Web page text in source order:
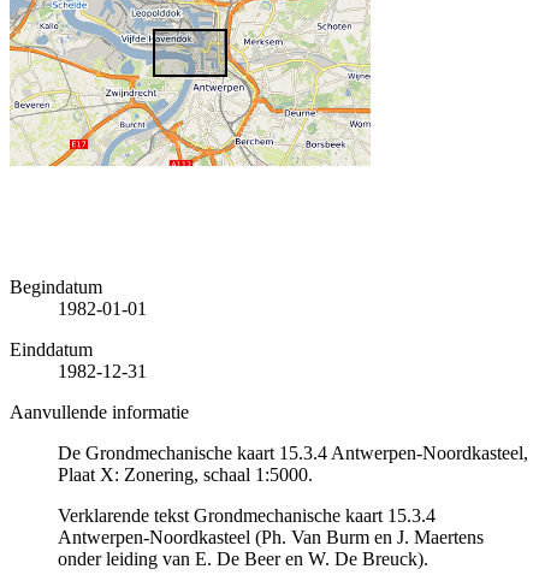
Begindatum
1982-01-01
Einddatum
1982-12-31
Aanvullende informatie
De Grondmechanische kaart 15.3.4 Antwerpen-Noordkasteel,
Plaat X: Zonering, schaal 1:5000.
Verklarende tekst Grondmechanische kaart 15.3.4
Antwerpen-Noordkasteel (Ph. Van Burm en J. Maertens
onder leiding van E. De Beer en W. De Breuck).